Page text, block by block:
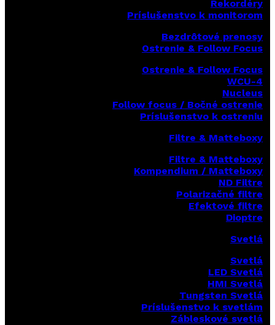
Rekordéry
Príslušenstvo k monitorom
Bezdrôtové prenosy
Ostrenie & Follow Focus
Ostrenie & Follow Focus
WCU-4
Nucleus
Follow focus / Bočné ostrenie
Príslušenstvo k ostreniu
Filtre & Matteboxy
Filtre & Matteboxy
Kompendium / Matteboxy
ND Filtre
Polarizačné filtre
Efektové filtre
Dioptre
Svetlá
Svetlá
LED Svetlá
HMI Svetlá
Tungsten Svetlá
Príslušenstvo k svetlám
Zábleskové svetlá